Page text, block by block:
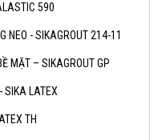
590
NEO - SIKAGROUT 214-11
MẶT – SIKAGROUT GP
SIKA LATEX
TH